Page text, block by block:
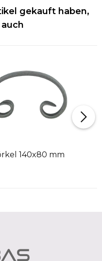
gekauft haben,
140x80 mm